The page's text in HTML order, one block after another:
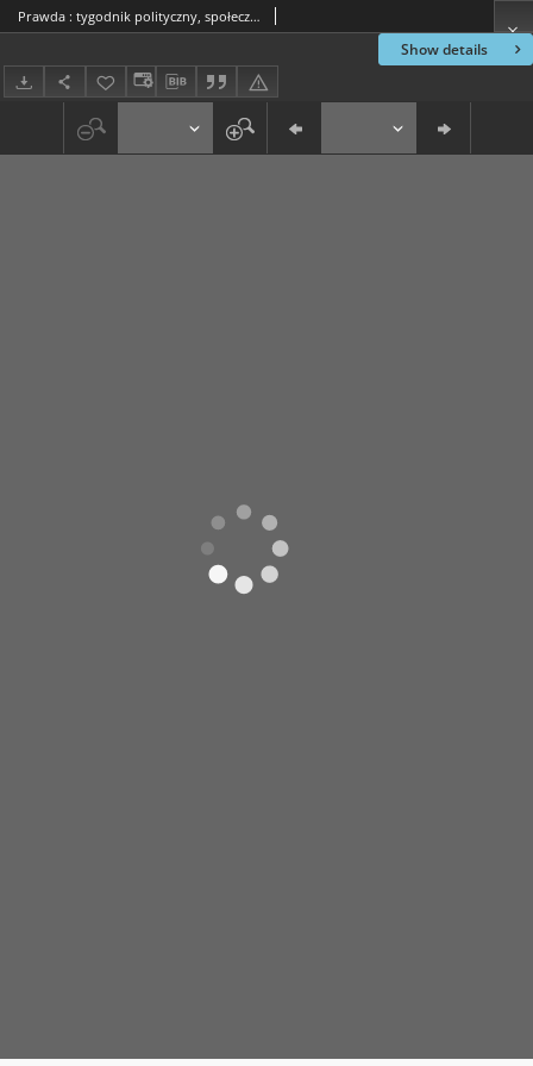
Show details
Prawda : tygodnik polityczny, społeczny i literacki, 1897, R. 17, nr 52